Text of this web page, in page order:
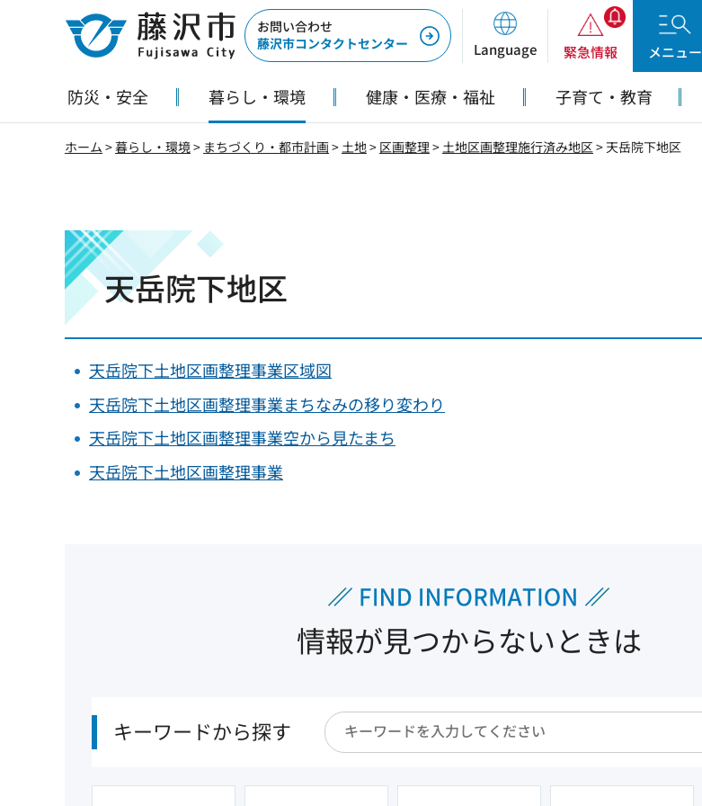
藤沢市
お問い合わせ
藤沢市コンタクトセンター
Language 緊急情報 メニュー
防災・安全 暮らし・環境 健康・医療・福祉 子育て・教育
ホーム >暮らし・環境> まちづくり・都市計画>土地> 区画整理>土地区画整理施行済み地区> 天岳院下地区
天岳院下地区
天岳院下土地区画整理事業区域図
天岳院下土地区画整理事業まちなみの移り変わり
天岳院下土地区画整理事業空から見たまち
天岳院下土地区画整理事業
情報が見つからないときは
キーワードから探す